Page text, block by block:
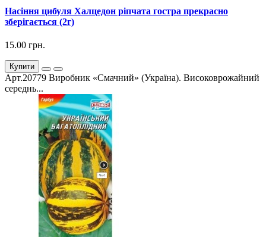
Насіння цибуля Халцедон ріпчата гостра прекрасно
зберігається (2г)
15.00 грн.
Купити
Арт.20779 Виробник «Смачний» (Україна). Високоврожайний
середнь...